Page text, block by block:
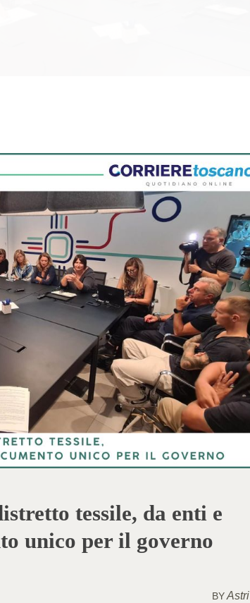
RICICLO
PROGETTI
NEWS
CONTATTI
tessile, da enti e
unico per il governo
BYAstri